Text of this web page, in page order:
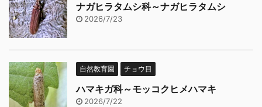
ナガヒラタムシ科～ナガヒラタムシ
2026/7/23
自然教育園 チョウ目
ハマキガ科～モッコクヒメハマキ
2026/7/22